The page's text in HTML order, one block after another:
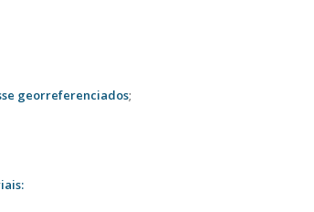
georreferenciados;